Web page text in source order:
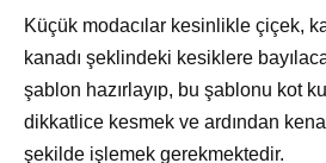
Küçük modacılar kesinlikle çiçek,
kanadı şeklindeki kesiklere
şablon hazırlayıp, bu şablonu kot
dikkatlice kesmek ve ardından
şekilde işlemek gerekmektedir.